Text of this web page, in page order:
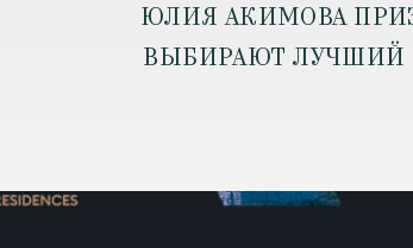
ЮЛИЯ АКИМОВА
ВЫБИРАЮТ ЛУЧШИЙ